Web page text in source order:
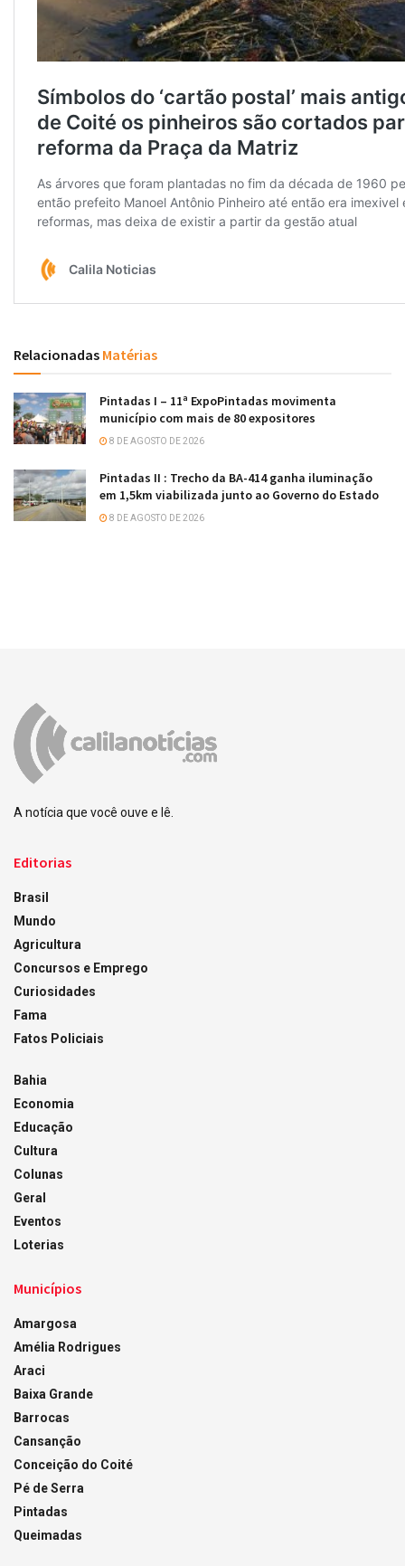
Relacionadas Matérias
Pintadas I – 11ª ExpoPintadas movimenta
município com mais de 80 expositores
8 DE AGOSTO DE 2026
Pintadas II : Trecho da BA-414 ganha iluminação
em 1,5km viabilizada junto ao Governo do Estado
8 DE AGOSTO DE 2026
A notícia que você ouve e lê.
Editorias
Brasil
Mundo
Agricultura
Concursos e Emprego
Curiosidades
Fama
Fatos Policiais
Bahia
Economia
Educação
Cultura
Colunas
Geral
Eventos
Loterias
Municípios
Amargosa
Amélia Rodrigues
Araci
Baixa Grande
Barrocas
Cansanção
Conceição do Coité
Pé de Serra
Pintadas
Queimadas